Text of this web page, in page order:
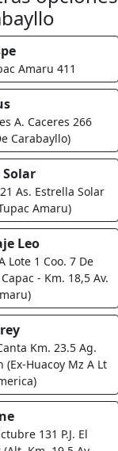
Amaru 411
A. Caceres 266
Carabayllo)
As. Estrella Solar
Amaru)
Leo
Lote 1 Coo. 7 De
- Km. 18,5 Av.
Km. 23.5 Ag.
(Ex-Huacoy Mz A Lt
131 P.J. El